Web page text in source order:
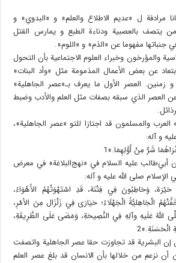
مرادفة ل «عديم الاطلاع والعلم» و «البدوي» و
يتصف بالعصبية ودناءة الطبع و يمارس القتل
مفهوما عن «الذم» و «اللوم».
والمؤرخون وخبراء العلوم الاجتماعية بأن التحول
عن بعض الأعمال المذمومة مثل «وأد البنات»
العصر الأول ما يعرف بـ«عصر الجاهلية»
عن العصر الذي سبقه بصفات مثل العلم والأدب وضبط
والمسلمون قد اجتازا للتو «عصر الجاهلية»،
و آله:
شَرٌّ مِنْ أَوَّلِهِمَا.»1
أبي‌طالب علیه السلام في «نهج‌البلاغة» في معرض
صلی الله علیه و آله:
وَحَاطِبُونَ فِي فِتْنَة، قَدِ اسْتَهْوَتْهُمُ الأَهْوَاءُ،
الْجَاهِليُّةُ الْجَهْلَاءُ؛ حَيَارَى فِي زَلْزَال مِنَ الأمْرِ،
اللّهُ عَلَيهِ وآلِهِ فِي النَّصِيحَةِ، وَمَضَى عَلَى الطَّرِيقَةِ،
الْحَسَنَةِ.»2
إن البشرية قد تجاوزت حقا عصر الجاهلية واتصفت
نزعم من خلالها بأن الانسان قد بلغ عصر العلم